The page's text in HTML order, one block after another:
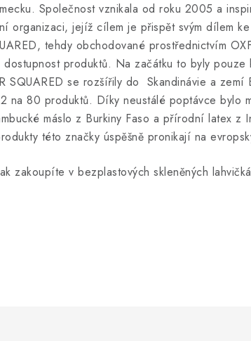
Společnost vznikala od roku 2005 a
organizaci, jejíž cílem je přispět svým dílem
tehdy obchodované prostřednictvím
produktů. Na začátku to byly pouze
SQUARED se rozšířily do Skandinávie a zemí
na 80 produktů. Díky neustálé poptávce bylo
máslo z Burkiny Faso a přírodní latex z
této značky úspěšně pronikají na
zakoupíte v bezplastových skleněných